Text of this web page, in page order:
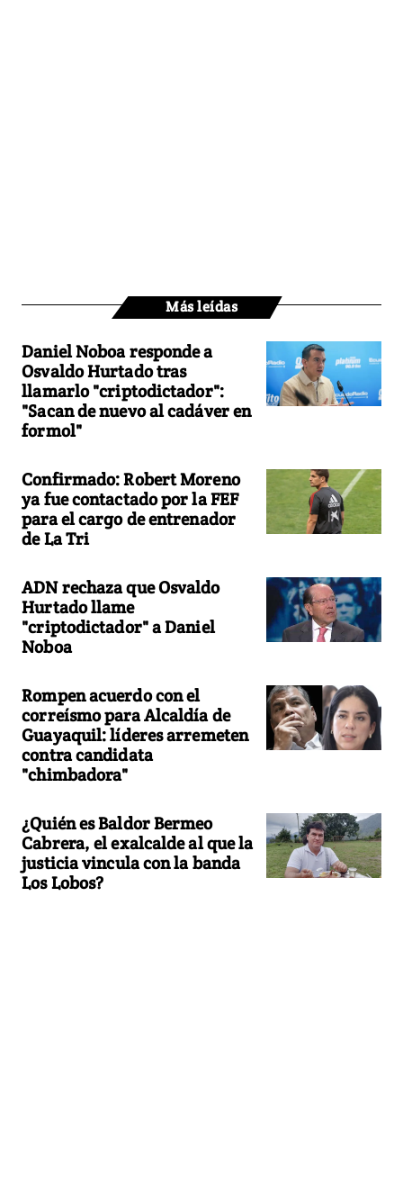
Más leídas
Daniel Noboa responde a
Osvaldo Hurtado tras
llamarlo "criptodictador":
"Sacan de nuevo al cadáver en
formol"
Confirmado: Robert Moreno
ya fue contactado por la FEF
para el cargo de entrenador
de La Tri
ADN rechaza que Osvaldo
Hurtado llame
"criptodictador" a Daniel
Noboa
Rompen acuerdo con el
correísmo para Alcaldía de
Guayaquil: líderes arremeten
contra candidata
"chimbadora"
¿Quién es Baldor Bermeo
Cabrera, el exalcalde al que la
justicia vincula con la banda
Los Lobos?